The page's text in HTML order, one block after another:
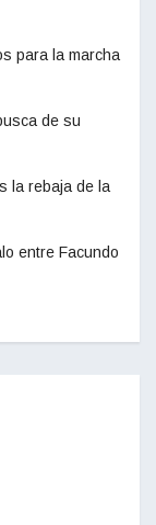
para la marcha
de su
la rebaja de la
entre Facundo